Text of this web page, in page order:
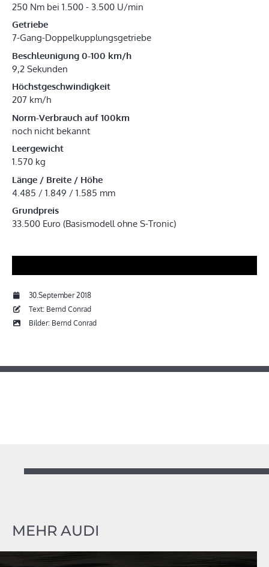
250 Nm bei 1.500 - 3.500 U/min
Getriebe
7-Gang-Doppelkupplungsgetriebe
Beschleunigung 0-100 km/h
9,2 Sekunden
Höchstgeschwindigkeit
207 km/h
Norm-Verbrauch auf 100km
noch nicht bekannt
Leergewicht
1.570 kg
Länge / Breite / Höhe
4.485 / 1.849 / 1.585 mm
Grundpreis
33.500 Euro (Basismodell ohne S-Tronic)
30.September 2018
Text: Bernd Conrad
Bilder: Bernd Conrad
MEHR AUDI